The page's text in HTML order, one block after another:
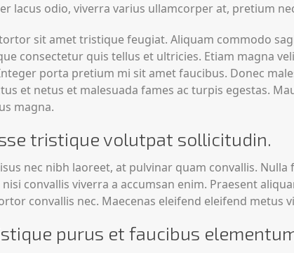
lacus odio, viverra varius ullamcorper at, pretium
sit amet tristique feugiat. Aliquam commodo
consectetur quis tellus et ultricies. Etiam magna
porta pretium mi sit amet faucibus. Donec
et netus et malesuada fames ac turpis egestas.
magna.
tristique volutpat sollicitudin.
nec nibh laoreet, at pulvinar quam convallis.
convallis viverra a accumsan enim. Praesent
convallis nec. Maecenas eleifend eleifend metus
purus et faucibus